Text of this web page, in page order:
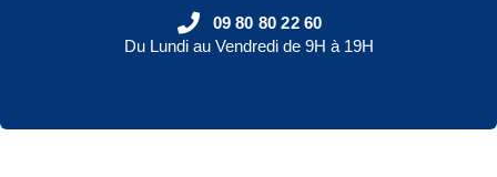
09 80 80 22 60
Du Lundi au Vendredi de 9H à 19H